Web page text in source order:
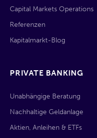
Capital Markets Operations
Referenzen
Kapitalmarkt-Blog
PRIVATE BANKING
Unabhängige Beratung
Nachhaltige Geldanlage
Aktien, Anleihen & ETFs